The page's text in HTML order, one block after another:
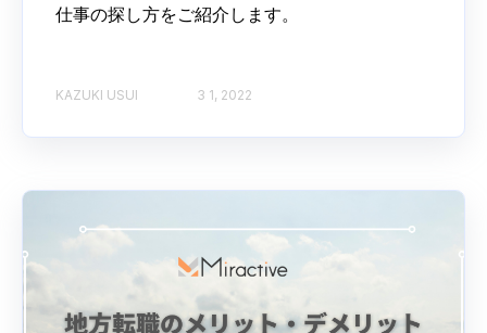
仕事の探し方をご紹介します。
KAZUKI USUI 3 1, 2022